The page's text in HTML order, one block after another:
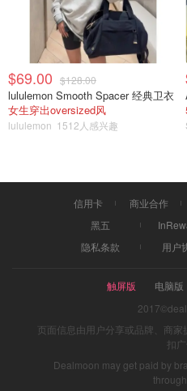
端午节怎么过
$69.00 $128.00
lululemon Smooth Spacer 经典卫衣
女生穿出oversized风
lululemon 1512人感兴趣
信用卡 商业合作
黑五
隐私条款
用户
触屏版 电脑版
页面信息由用户分享或品牌、商
扣
Dealmoon may get paid by